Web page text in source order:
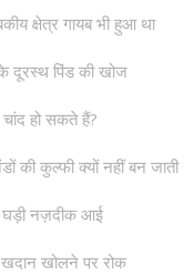
क्षेत्र गायब भी हुआ था
दूरस्थ पिंड की खोज
हो सकते हैं?
की कुल्फी क्यों नहीं बन जाती
घड़ी नज़दीक आई
खोलने पर रोक